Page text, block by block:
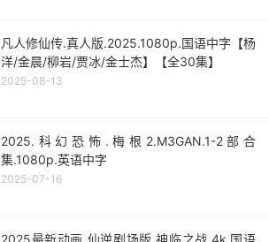
凡人修仙传.真人版.2025.1080p.国语中字【杨
洋/金晨/柳岩/贾冰/金士杰】【全30集】
2025-08-13
2025.科幻恐怖.梅根2.M3GAN.1-2部合
集.1080p.英语中字
2025-07-16